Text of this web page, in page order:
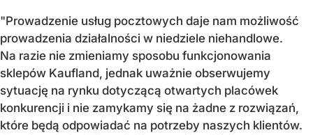
"Prowadzenie usług pocztowych daje nam możliwość
prowadzenia działalności w niedziele niehandlowe.
Na razie nie zmieniamy sposobu funkcjonowania
sklepów Kaufland, jednak uważnie obserwujemy
sytuację na rynku dotyczącą otwartych placówek
konkurencji i nie zamykamy się na żadne z rozwiązań,
które będą odpowiadać na potrzeby naszych klientów.